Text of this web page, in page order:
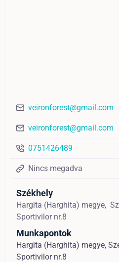
veironforest@gmail.com
veironforest@gmail.com
0751426489
Nincs megadva
Székhely
Hargita (Harghita) megye,
Sportivilor nr.8
Munkapontok
Hargita (Harghita) megye,
Sportivilor nr.8